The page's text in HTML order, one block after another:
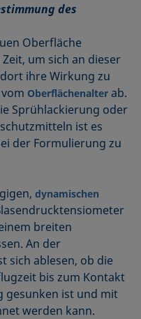
des
Oberfläche
um sich an dieser
ihre Wirkung zu
Oberflächenalter ab.
Sprühlackierung oder
ist es
der Formulierung zu
dynamischen
breiten
An der
sich ablesen, ob die
bis zum Kontakt
gesunken ist und mit
werden kann.